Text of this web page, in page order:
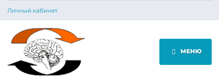
Личный кабинет
МЕНЮ